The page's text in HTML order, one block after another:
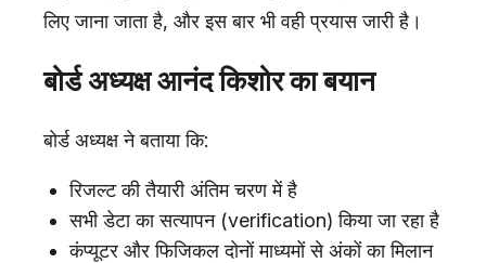
लिए जाना जाता है, और इस बार भी वही प्रयास जारी है।
बोर्ड अध्यक्ष आनंद किशोर का बयान
बोर्ड अध्यक्ष ने बताया कि:
रिजल्ट की तैयारी अंतिम चरण में है
सभी डेटा का सत्यापन (verification) किया जा रहा है
कंप्यूटर और फिजिकल दोनों माध्यमों से अंकों का मिलान